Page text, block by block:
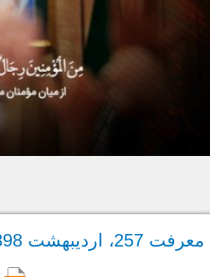
معرفت 257، اردیبهشت 1398